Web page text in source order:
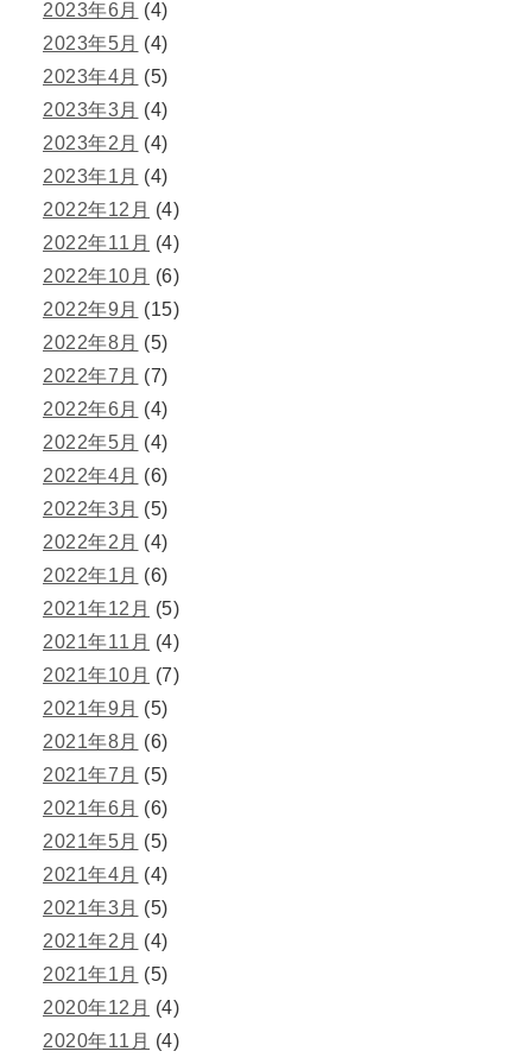
2023年6月 (4)
2023年5月 (4)
2023年4月 (5)
2023年3月 (4)
2023年2月 (4)
2023年1月 (4)
2022年12月 (4)
2022年11月 (4)
2022年10月 (6)
2022年9月 (15)
2022年8月 (5)
2022年7月 (7)
2022年6月 (4)
2022年5月 (4)
2022年4月 (6)
2022年3月 (5)
2022年2月 (4)
2022年1月 (6)
2021年12月 (5)
2021年11月 (4)
2021年10月 (7)
2021年9月 (5)
2021年8月 (6)
2021年7月 (5)
2021年6月 (6)
2021年5月 (5)
2021年4月 (4)
2021年3月 (5)
2021年2月 (4)
2021年1月 (5)
2020年12月 (4)
2020年11月 (4)